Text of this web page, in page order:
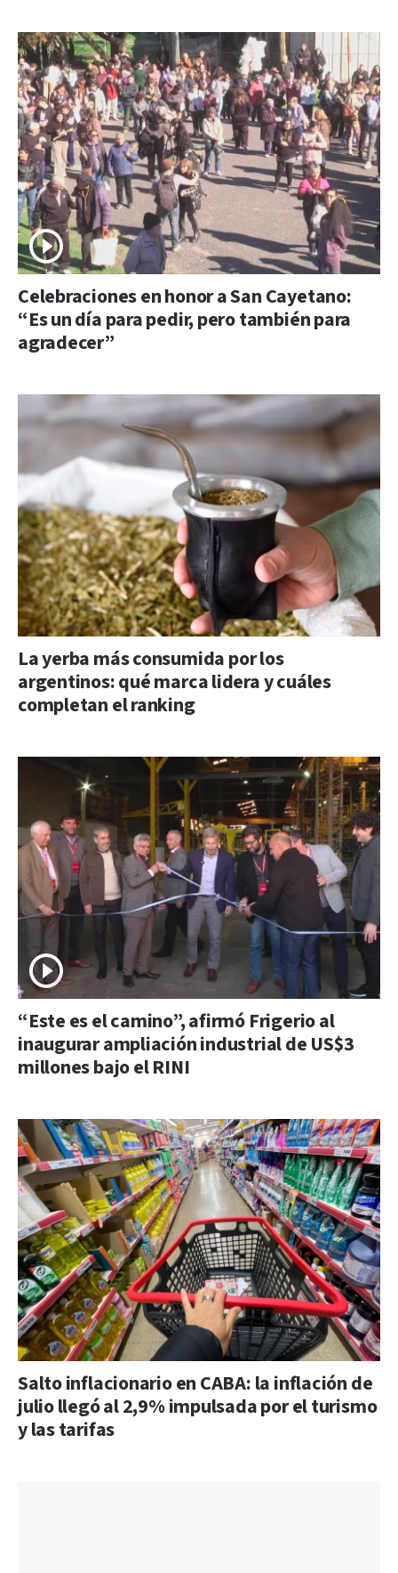
Celebraciones en honor a San Cayetano:
“Es un día para pedir, pero también para
agradecer”
La yerba más consumida por los
argentinos: qué marca lidera y cuáles
completan el ranking
“Este es el camino”, afirmó Frigerio al
inaugurar ampliación industrial de US$3
millones bajo el RINI
Salto inflacionario en CABA: la inflación de
julio llegó al 2,9% impulsada por el turismo
y las tarifas